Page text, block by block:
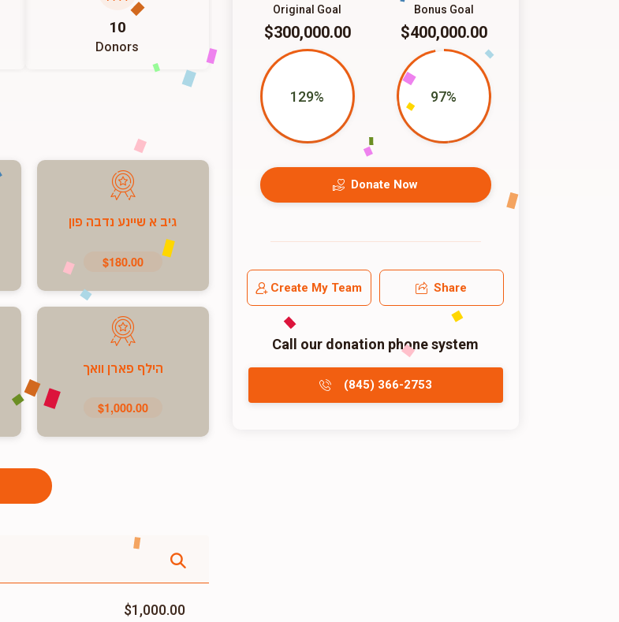
10
Donors
גיב א שיינע נדבה פון
$180.00
הילף פארן וואך
$1,000.00
$1,000.00
Bonus Goal
$400,000.00
97%
Original Goal
$300,000.00
129%
Donate Now
Create My Team Share
Call our donation phone system
(845) 366-2753